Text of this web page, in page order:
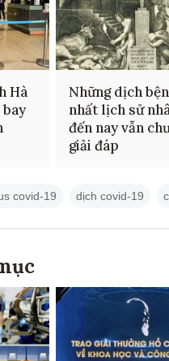
Hà
Những dịch
nhất lịch sử
đến nay vẫn
giải đáp
covid-19 dịch covid-19